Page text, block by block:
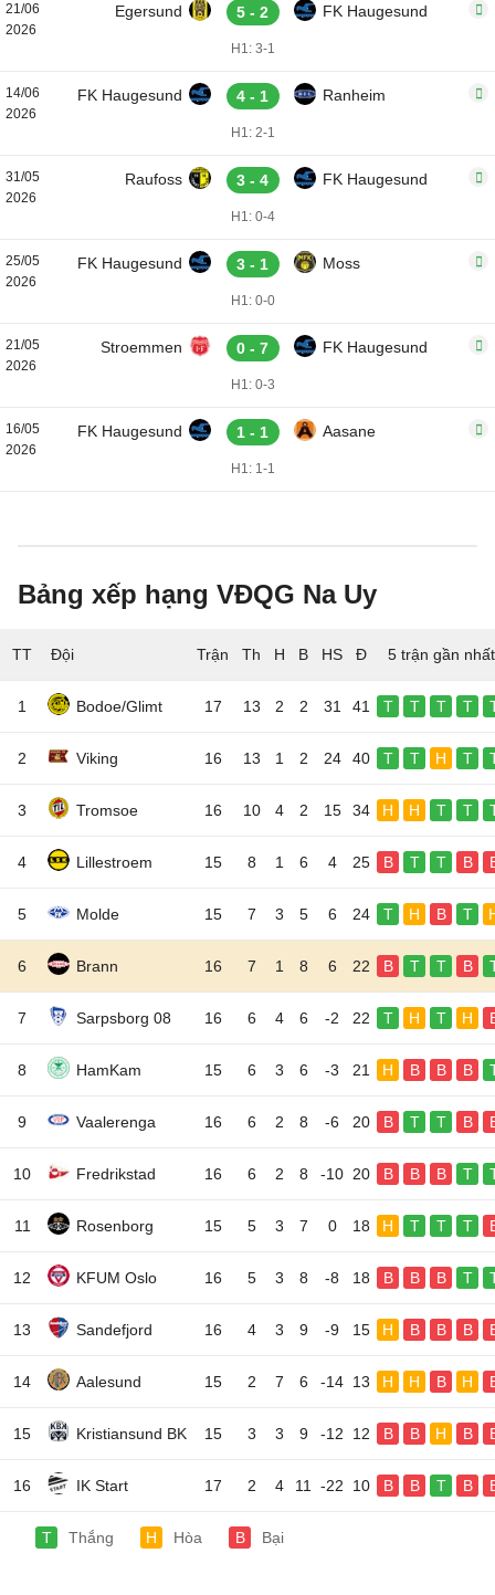
21/06
2026
Egersund 5 - 2 FK Haugesund
H1: 3-1
14/06
2026
FK Haugesund 4 - 1 Ranheim
H1: 2-1
31/05
2026
Raufoss 3 - 4 FK Haugesund
H1: 0-4
25/05
2026
FK Haugesund 3 - 1 Moss
H1: 0-0
21/05
2026
Stroemmen 0 - 7 FK Haugesund
H1: 0-3
16/05
2026
FK Haugesund 1 - 1 Aasane
H1: 1-1
Bảng xếp hạng VĐQG Na Uy
TT Đội 5 trận gần nhất
1 Bodoe/Glimt 17 13 2 2 31 41 T T T T
2 Viking 16 13 1 2 24 40 T T H T
3 Tromsoe 16 10 4 2 15 34 H H T T
4 Lillestroem 15 8 1 6 4 25 B T T B
5 Molde 15 7 3 5 6 24 T H B T
6 Brann 16 7 1 8 6 22 B T T B
7 Sarpsborg 08 16 6 4 6 -2 22 T H T H
8 HamKam 15 6 3 6 -3 21 H B B B
9 Vaalerenga 16 6 2 8 -6 20 B T T B
10 Fredrikstad 16 6 2 8 -10 20 B B B T
11 Rosenborg 15 5 3 7 0 18 H T T T
12 KFUM Oslo 16 5 3 8 -8 18 B B B T
13 Sandefjord 16 4 3 9 -9 15 H B B B
14 Aalesund 15 2 7 6 -14 13 H H B H
15 Kristiansund BK 15 3 3 9 -12 12 B B H B
16 IK Start 17 2 4 11 -22 10 B B T B
T Thắng H Hòa B Bại